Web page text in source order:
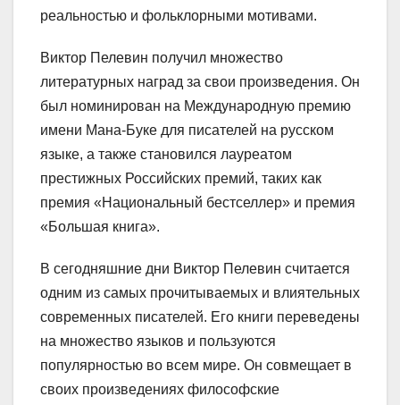
реальностью и фольклорными мотивами.
Виктор Пелевин получил множество
литературных наград за свои произведения. Он
был номинирован на Международную премию
имени Мана-Буке для писателей на русском
языке, а также становился лауреатом
престижных Российских премий, таких как
премия «Национальный бестселлер» и премия
«Большая книга».
В сегодняшние дни Виктор Пелевин считается
одним из самых прочитываемых и влиятельных
современных писателей. Его книги переведены
на множество языков и пользуются
популярностью во всем мире. Он совмещает в
своих произведениях философские